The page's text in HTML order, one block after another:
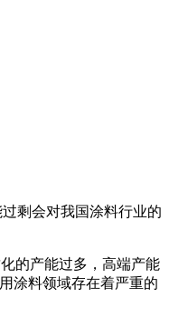
剩会对我国涂料行业的
的产能过多，高端产能
涂料领域存在着严重的